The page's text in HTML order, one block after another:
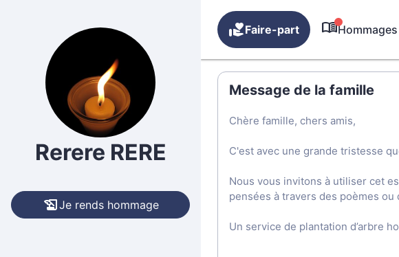
Rerere RERE
Je rends hommage
Faire-part Hommages
Message de la famille
Chère famille, chers amis,
C'est avec une grande tristesse
Nous vous invitons à utiliser cet
pensées à travers des poèmes
Un service de plantation d’arbre